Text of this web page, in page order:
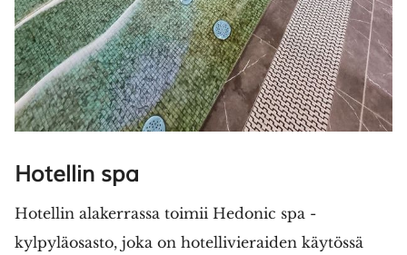
Hotellin spa
Hotellin alakerrassa toimii Hedonic spa -
kylpyläosasto, joka on hotellivieraiden käytössä